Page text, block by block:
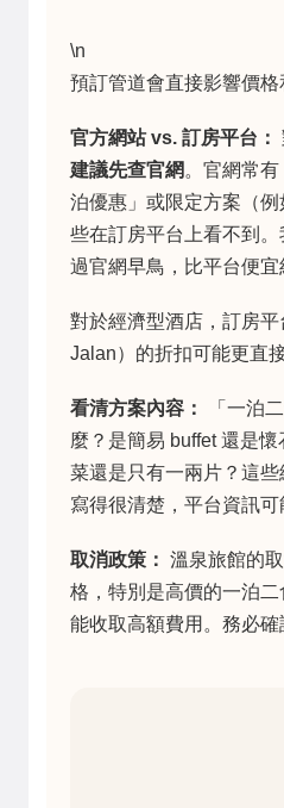
\n
預訂管道會直接影響價格
官方網站 vs. 訂房平台：
建議先查官網 。官網常
泊優惠」或限定方案（
些在訂房平台上看不到
過官網早鳥，比平台便宜
對於經濟型酒店，訂房平
Jalan）的折扣可能更直接
看清方案內容：
「一泊
麼？是簡易 buffet 還是
菜還是只有一兩片？這
寫得很清楚，平台資訊可
取消政策： 溫泉旅館的
格，特別是高價的一泊
能收取高額費用。務必確